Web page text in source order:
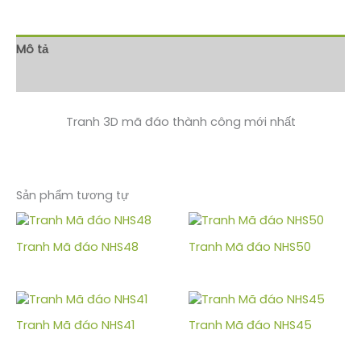
Mô tả
Tranh 3D mã đáo thành công mới nhất
Sản phẩm tương tự
Tranh Mã đáo NHS48 Tranh Mã đáo NHS50
Tranh Mã đáo NHS41 Tranh Mã đáo NHS45